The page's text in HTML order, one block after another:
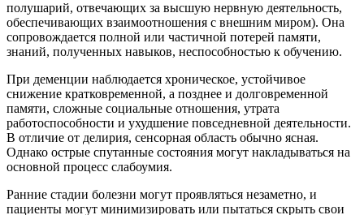
полушарий, отвечающих за высшую нервную деятельность,
обеспечивающих взаимоотношения с внешним миром). Она
сопровождается полной или частичной потерей памяти,
знаний, полученных навыков, неспособностью к обучению.
При деменции наблюдается хроническое, устойчивое
снижение кратковременной, а позднее и долговременной
памяти, сложные социальные отношения, утрата
работоспособности и ухудшение повседневной деятельности.
В отличие от делирия, сенсорная область обычно ясная.
Однако острые спутанные состояния могут накладываться на
основной процесс слабоумия.
Ранние стадии болезни могут проявляться незаметно, и
пациенты могут минимизировать или пытаться скрыть свои